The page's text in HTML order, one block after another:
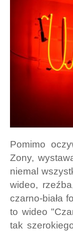
Pomimo
Zony,
niemal
wideo,
czarno-biała
to wideo
tak